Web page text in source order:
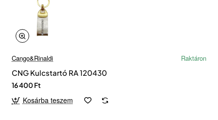
Cango&Rinaldi
Raktáron
CNG Kulcstartó RA 120430
16 400 Ft
Kosárba teszem